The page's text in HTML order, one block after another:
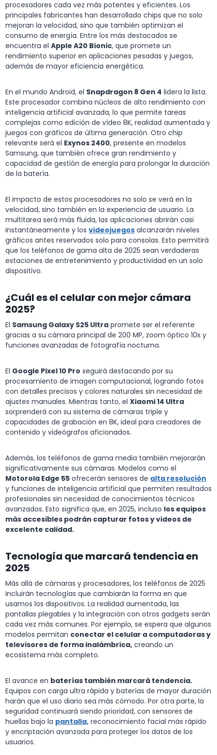
procesadores cada vez más potentes y eficientes. Los
principales fabricantes han desarrollado chips que no solo
mejoran la velocidad, sino que también optimizan el
consumo de energía. Entre los más destacados se
encuentra el Apple A20 Bionic, que promete un
rendimiento superior en aplicaciones pesadas y juegos,
además de mayor eficiencia energética.
En el mundo Android, el Snapdragon 8 Gen 4 lidera la lista.
Este procesador combina núcleos de alto rendimiento con
inteligencia artificial avanzada, lo que permite tareas
complejas como edición de vídeo 8K, realidad aumentada y
juegos con gráficos de última generación. Otro chip
relevante será el Exynos 2400, presente en modelos
Samsung, que también ofrece gran rendimiento y
capacidad de gestión de energía para prolongar la duración
de la batería.
El impacto de estos procesadores no solo se verá en la
velocidad, sino también en la experiencia de usuario. La
multitarea será más fluida, las aplicaciones abrirán casi
instantáneamente y los videojuegos alcanzarán niveles
gráficos antes reservados solo para consolas. Esto permitirá
que los teléfonos de gama alta de 2025 sean verdaderas
estaciones de entretenimiento y productividad en un solo
dispositivo.
¿Cuál es el celular con mejor cámara
2025?
El Samsung Galaxy S25 Ultra promete ser el referente
gracias a su cámara principal de 200 MP, zoom óptico 10x y
funciones avanzadas de fotografía nocturna.
El Google Pixel 10 Pro seguirá destacando por su
procesamiento de imagen computacional, logrando fotos
con detalles precisos y colores naturales sin necesidad de
ajustes manuales. Mientras tanto, el Xiaomi 14 Ultra
sorprenderá con su sistema de cámaras triple y
capacidades de grabación en 8K, ideal para creadores de
contenido y videógrafos aficionados.
Además, los teléfonos de gama media también mejorarán
significativamente sus cámaras. Modelos como el
Motorola Edge 55 ofrecerán sensores de alta resolución
y funciones de inteligencia artificial que permiten resultados
profesionales sin necesidad de conocimientos técnicos
avanzados. Esto significa que, en 2025, incluso los equipos
más accesibles podrán capturar fotos y videos de
excelente calidad.
Tecnología que marcará tendencia en
2025
Más allá de cámaras y procesadores, los teléfonos de 2025
incluirán tecnologías que cambiarán la forma en que
usamos los dispositivos. La realidad aumentada, las
pantallas plegables y la integración con otros gadgets serán
cada vez más comunes. Por ejemplo, se espera que algunos
modelos permitan conectar el celular a computadoras y
televisores de forma inalámbrica, creando un
ecosistema más completo.
El avance en baterías también marcará tendencia.
Equipos con carga ultra rápida y baterías de mayor duración
harán que el uso diario sea más cómodo. Por otra parte, la
seguridad continuará siendo prioridad, con sensores de
huellas bajo la pantalla, reconocimiento facial más rápido
y encriptación avanzada para proteger los datos de los
usuarios.